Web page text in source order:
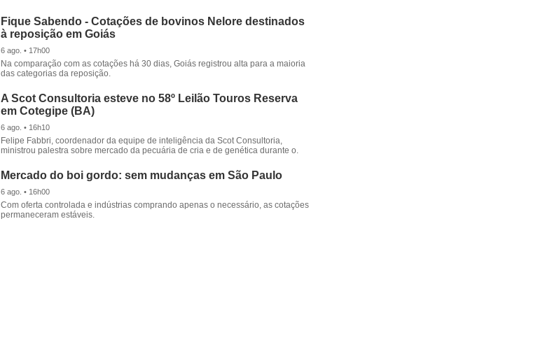
Fique Sabendo - Cotações de bovinos Nelore destinados
à reposição em Goiás
6 ago. • 17h00
Na comparação com as cotações há 30 dias, Goiás registrou alta para a maioria
das categorias da reposição.
A Scot Consultoria esteve no 58º Leilão Touros Reserva
em Cotegipe (BA)
6 ago. • 16h10
Felipe Fabbri, coordenador da equipe de inteligência da Scot Consultoria,
ministrou palestra sobre mercado da pecuária de cria e de genética durante o.
Mercado do boi gordo: sem mudanças em São Paulo
6 ago. • 16h00
Com oferta controlada e indústrias comprando apenas o necessário, as cotações
permaneceram estáveis.